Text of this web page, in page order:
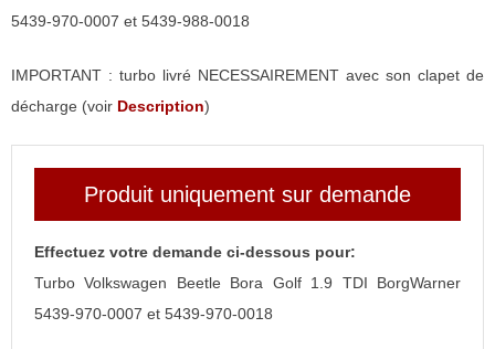
5439-970-0007 et 5439-988-0018
IMPORTANT : turbo livré NECESSAIREMENT avec son clapet de
décharge (voir Description)
Produit uniquement sur demande
Effectuez votre demande ci-dessous pour:
Turbo Volkswagen Beetle Bora Golf 1.9 TDI BorgWarner
5439-970-0007 et 5439-970-0018